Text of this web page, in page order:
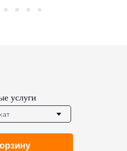
услуги